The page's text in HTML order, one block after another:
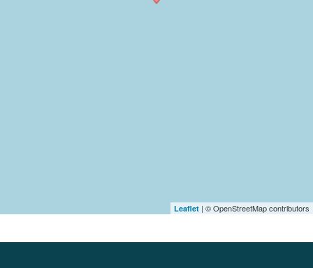
Leaflet | © OpenStreetMap contributors